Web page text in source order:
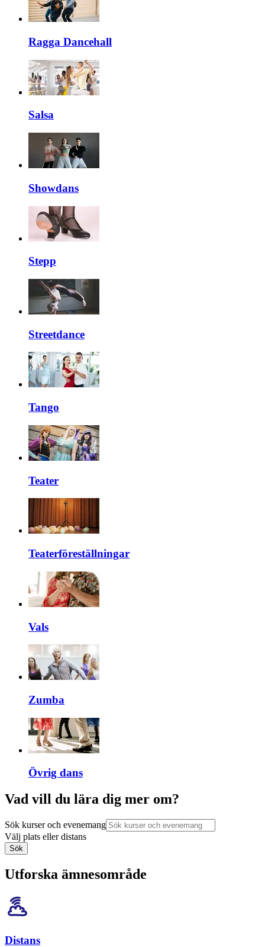
Ragga Dancehall
Salsa
Showdans
Stepp
Streetdance
Tango
Teater
Teaterföreställningar
Vals
Zumba
Övrig dans
Vad vill du lära dig mer om?
Sök kurser och evenemang
Välj plats eller distans
Sök
Utforska ämnesområde
Distans